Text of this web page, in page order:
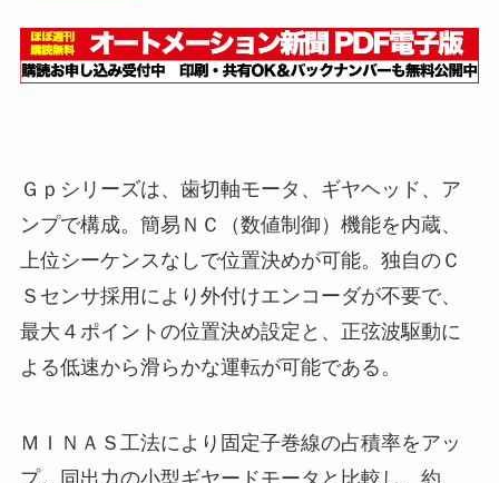
Ｇｐシリーズは、歯切軸モータ、ギヤヘッド、ア
ンプで構成。簡易ＮＣ（数値制御）機能を内蔵、
上位シーケンスなしで位置決めが可能。独自のＣ
Ｓセンサ採用により外付けエンコーダが不要で、
最大４ポイントの位置決め設定と、正弦波駆動に
よる低速から滑らかな運転が可能である。
ＭＩＮＡＳ工法により固定子巻線の占積率をアッ
プ。同出力の小型ギヤードモータと比較し、約